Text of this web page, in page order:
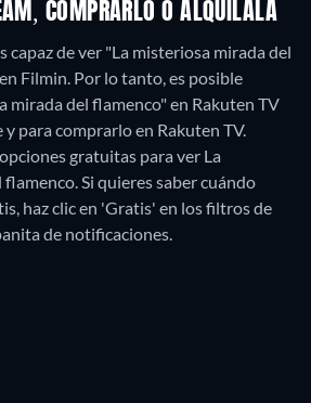
COMPRARLO O ALQUÍLALA
capaz de ver "La misteriosa mirada del
Filmin. Por lo tanto, es posible
mirada del flamenco" en Rakuten TV
para comprarlo en Rakuten TV.
gratuitas para ver La
Si quieres saber cuándo
haz clic en 'Gratis' en los filtros de
de notificaciones.